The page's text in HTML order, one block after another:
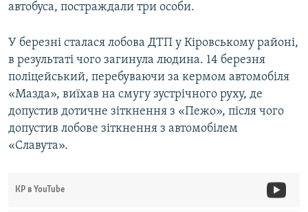
автобуса, постраждали три особи.
У березні сталася лобова ДТП у Кіровському районі,
в результаті чого загинула людина. 14 березня
поліцейський, перебуваючи за кермом автомобіля
«Мазда», виїхав на смугу зустрічного руху, де
допустив дотичне зіткнення з «Пежо», після чого
допустив лобове зіткнення з автомобілем
«Славута».
КР в YouTube